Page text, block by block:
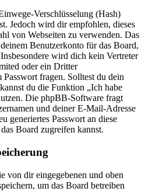
Verschlüsselung (Hash)
Jedoch wird dir empfohlen, dieses
von Webseiten zu verwenden. Das
Benutzerkonto für das Board,
wird dich kein Vertreter
oder ein Dritter
fragen. Solltest du dein
du die Funktion „Ich habe
Die phpBB-Software fragt
und deiner E-Mail-Adresse
generiertes Passwort an diese
Board zugreifen kannst.
von dir eingegebenen und oben
um das Board betreiben